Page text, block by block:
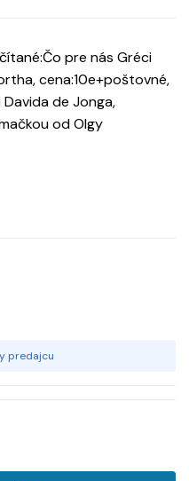
pre nás Gréci
cena:10e+poštovné,
de Jonga,
od Olgy
predajcu